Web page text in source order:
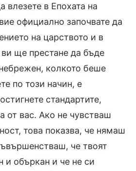
влезете в Епохата на
официално започвате да
на царството и в
ще престане да бъде
колкото беше
по този начин, е
стандартите,
от вас. Ако не чувстваш
това показва, че нямаш
че твоят
и объркан и че не си